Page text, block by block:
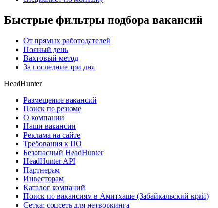
Быстрые фильтры подбора вакансий
От прямых работодателей
Полный день
Вахтовый метод
За последние три дня
HeadHunter
Размещение вакансий
Поиск по резюме
О компании
Наши вакансии
Реклама на сайте
Требования к ПО
Безопасный HeadHunter
HeadHunter API
Партнерам
Инвесторам
Каталог компаний
Поиск по вакансиям в Амитхаше (Забайкальский край)
Сетка: соцсеть для нетворкинга